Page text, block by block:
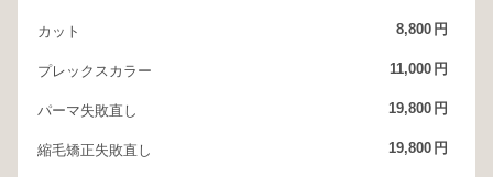
カット 8,800 円
プレックスカラー 11,000 円
パーマ失敗直し 19,800 円
縮毛矯正失敗直し 19,800 円